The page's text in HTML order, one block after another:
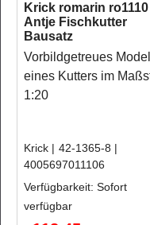
Krick romarin ro1110
Antje Fischkutter
Bausatz
Vorbildgetreues Modell
eines Kutters im
1:20
Krick
42-1365-8
4005697011106
Verfügbarkeit: Sofort
verfügbar